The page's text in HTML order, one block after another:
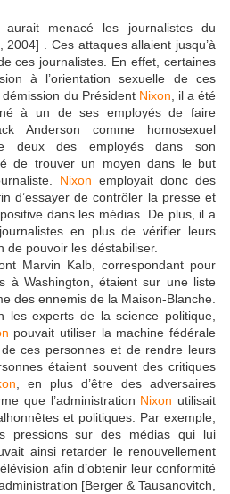
aurait menacé les journalistes du
2004] . Ces attaques allaient jusqu’à
ces journalistes. En effet, certaines
à l’orientation sexuelle de ces
du Président Nixon, il a été
à un de ses employés de faire
Anderson comme homosexuel
deux des employés dans son
de trouver un moyen dans le but
Nixon employait donc des
d’essayer de contrôler la presse et
dans les médias. De plus, il a
en plus de vérifier leurs
de pouvoir les déstabiliser.
Marvin Kalb, correspondant pour
à Washington, étaient sur une liste
des ennemis de la Maison-Blanche.
les experts de la science politique,
pouvait utiliser la machine fédérale
ces personnes et de rendre leurs
étaient souvent des critiques
, en plus d’être des adversaires
que l’administration Nixon utilisait
et politiques. Par exemple,
pressions sur des médias qui lui
ainsi retarder le renouvellement
afin d’obtenir leur conformité
[Berger & Tausanovitch,